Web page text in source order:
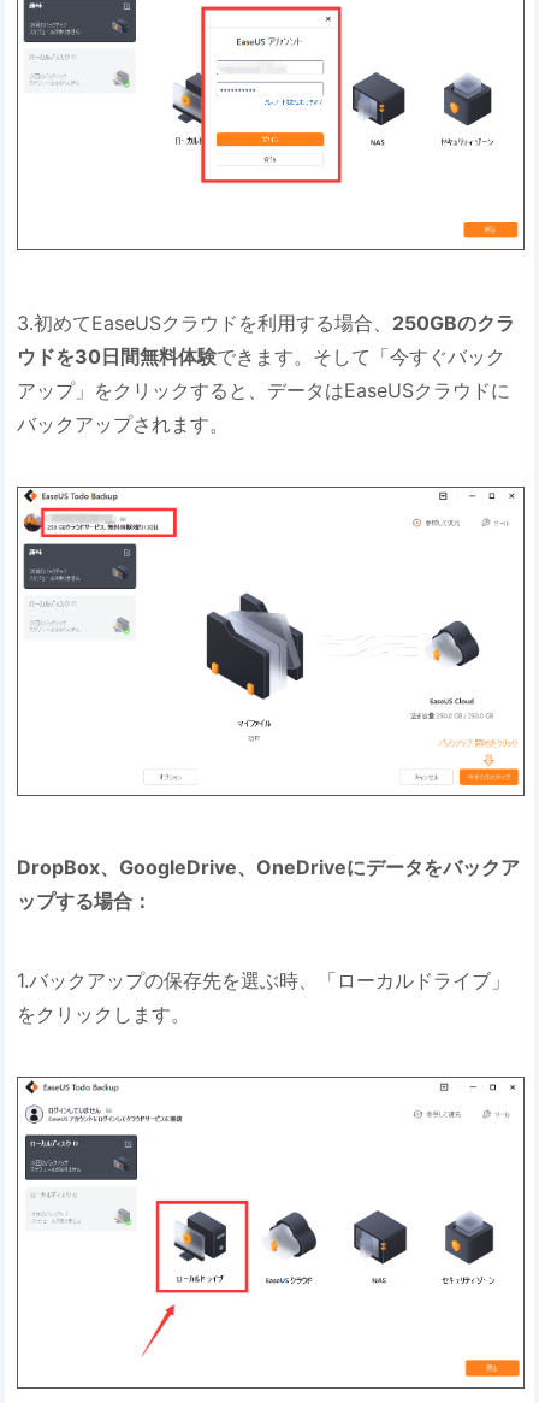
3.初めてEaseUSクラウドを利用する場合、 250GBのクラ
ウドを30日間無料体験できます。そして「今すぐバック
アップ」をクリックすると、データはEaseUSクラウドに
バックアップされます。
DropBox、GoogleDrive、OneDriveにデータをバックア
ップする場合：
1.バックアップの保存先を選ぶ時、「ローカルドライブ」
をクリックします。